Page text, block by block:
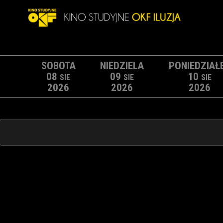
SOBOTA
08 SIE
2026
NIEDZIELA
09 SIE
2026
10 SIE
2026